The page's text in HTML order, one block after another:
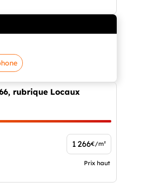
rubrique Locaux
1 266€/m²
Prix haut